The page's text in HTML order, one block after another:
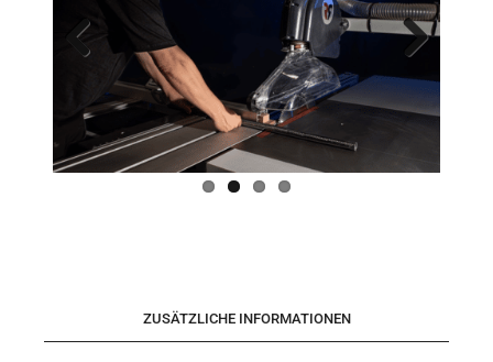
Next
ZUSÄTZLICHE INFORMATIONEN